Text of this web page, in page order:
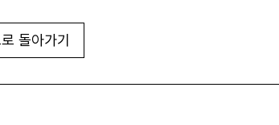
돌아가기